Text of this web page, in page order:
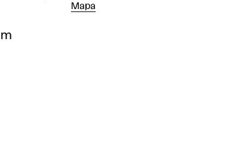
Mapa
Mapa